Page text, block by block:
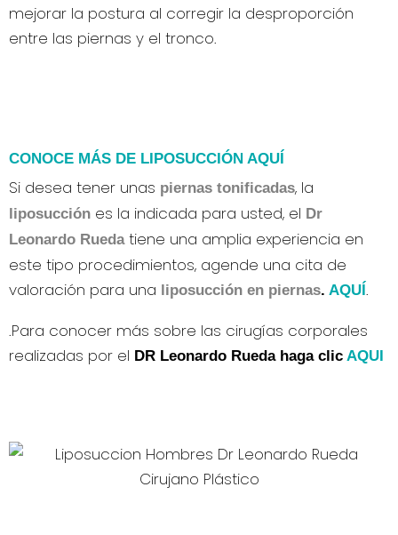
mejorar la postura al corregir la desproporción
entre las piernas y el tronco.
CONOCE MÁS DE LIPOSUCCIÓN AQUÍ
Si desea tener unas piernas tonificadas, la
liposucción es la indicada para usted, el Dr
Leonardo Ruedatiene una amplia experiencia en
este tipo procedimientos, agende una cita de
valoración para una
liposucción en piernas. AQUÍ .
.Para conocer más sobre las cirugías corporales
realizadas por el DR Leonardo Rueda haga clic AQUI